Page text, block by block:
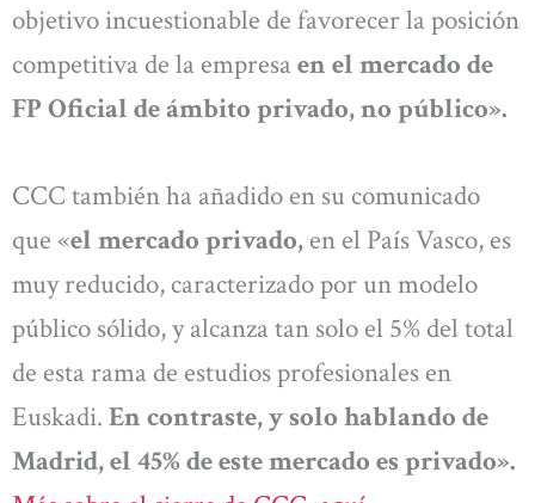
objetivo incuestionable de favorecer la posición
competitiva de la empresa en el mercado de
FP Oficial de ámbito privado, no público».
CCC también ha añadido en su comunicado
que «el mercado privado, en el País Vasco, es
muy reducido, caracterizado por un modelo
público sólido, y alcanza tan solo el 5% del total
de esta rama de estudios profesionales en
Euskadi. En contraste, y solo hablando de
Madrid, el 45% de este mercado es privado».